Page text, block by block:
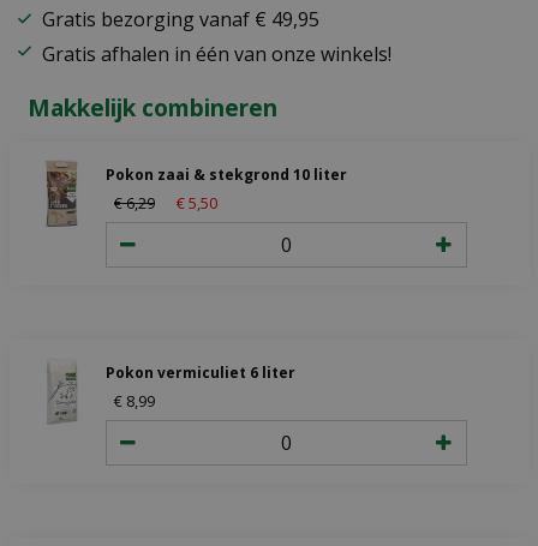
Gratis bezorging vanaf € 49,95
Gratis afhalen in één van onze winkels!
Makkelijk combineren
Pokon zaai & stekgrond 10 liter
€6,29 €5 50
Pokon vermiculiet 6 liter
€ 8 99